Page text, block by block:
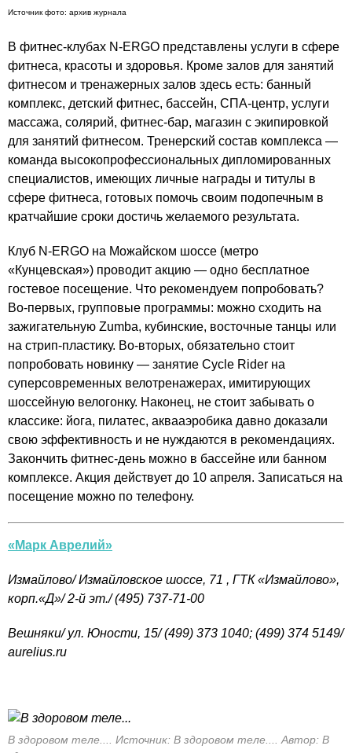
Источник фото: архив журнала
В фитнес-клубах N-ERGO представлены услуги в сфере
фитнеса, красоты и здоровья. Кроме залов для занятий
фитнесом и тренажерных залов здесь есть: банный
комплекс, детский фитнес, бассейн, СПА-центр, услуги
массажа, солярий, фитнес-бар, магазин с экипировкой
для занятий фитнесом. Тренерский состав комплекса —
команда высокопрофессиональных дипломированных
специалистов, имеющих личные награды и титулы в
сфере фитнеса, готовых помочь своим подопечным в
кратчайшие сроки достичь желаемого результата.
Клуб N-ERGO на Можайском шоссе (метро
«Кунцевская») проводит акцию — одно бесплатное
гостевое посещение. Что рекомендуем попробовать?
Во-первых, групповые программы: можно сходить на
зажигательную Zumba, кубинские, восточные танцы или
на стрип-пластику. Во-вторых, обязательно стоит
попробовать новинку — занятие Cycle Rider на
суперсовременных велотренажерах, имитирующих
шоссейную велогонку. Наконец, не стоит забывать о
классике: йога, пилатес, аквааэробика давно доказали
свою эффективность и не нуждаются в рекомендациях.
Закончить фитнес-день можно в бассейне или банном
комплексе. Акция действует до 10 апреля. Записаться на
посещение можно по телефону.
«Марк Аврелий»
Измайлово/ Измайловское шоссе, 71 , ГТК «Измайлово»,
корп.«Д»/ 2-й эт./(495) 737-71-00
Вешняки/ ул. Юности, 15/ (499) 373 1040; (499) 374 5149/
aurelius.ru
В здоровом теле.... Источник: В здоровом теле.... Автор: В